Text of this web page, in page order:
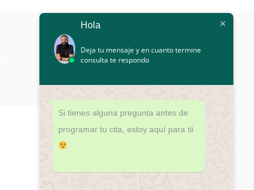
Hola
Deja tu mensaje y en cuanto termine
consulta te respondo
Si tienes alguna pregunta antes de
programar tu cita, estoy aquí para tii